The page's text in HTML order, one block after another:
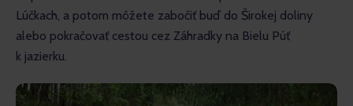
Lúčkach, a potom môžete zabočiť buď do Širokej doliny
alebo pokračovať cestou cez Záhradky na Bielu Púť
k jazierku.